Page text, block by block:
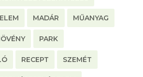
MADÁR MŰANYAG
PARK
RECEPT SZEMÉT